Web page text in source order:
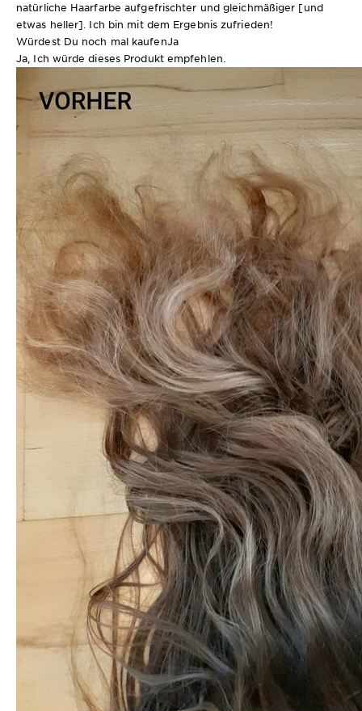
natürliche Haarfarbe aufgefrischter und gleichmäßiger [und
etwas heller]. Ich bin mit dem Ergebnis zufrieden!
Würdest Du noch mal kaufenJa
Ja, Ich würde dieses Produkt empfehlen.